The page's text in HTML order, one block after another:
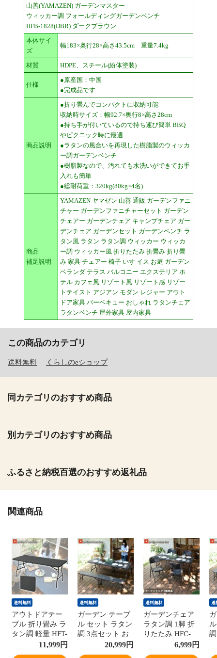
山善(YAMAZEN) ガーデンマスター
ウィッカー調 フォールディングガーデンベンチ
HFB-1828(DBR) ダークブラウン
本体サイ
ズ
幅183×奥行28×高さ43.5cm 重量7.4kg
材質 HDPE、スチール(紛体塗装)
仕様
●原産国：中国
●完成品です
商品説明
●折り畳んでコンパクトに収納可能
収納時サイズ：幅92.7×奥行8×高さ28cm
●持ち手が付いているので持ち運び簡単 BBQ
やピクニック時に最適
●ラタンの風合いを再現した樹脂製のウィッカ
ー調ガーデンベンチ
●樹脂製なので、汚れても水洗いができてお手
入れも簡単
●総耐荷重：320kg(80kg×4名)
商品
補足説明
YAMAZEN ヤマゼン 山善 通販 ガーデンファニ
チャー ガーデンファニチャーセット ガーデン
チェアー ガーデンチェア キャンプチェア ガー
デンチェア ガーデンセット ガーデンベンチ ラ
タン風 ラタン ラタン調 ウィッカー ウィッカ
ー調 ウィッカー風 折りたたみ 折畳み 折り畳
み 家具 チェアー 椅子 いす イス お庭 ガーデン
ベランダ テラス バルコニー エクステリア ホ
テル カフェ風 リゾート風 リゾート感 リゾー
トテイスト アジアン モダン レジャー アウト
ドア家具 バーベキュー おしゃれ ラタンチェア
ラタンベンチ 屋外家具 屋内家具
この商品のカテゴリ
送料無料 くらしのeショップ
同カテゴリのおすすめ商品
別カテゴリのおすすめ商品
ふるさと納税百選のおすすめ返礼品
関連商品
送料無料
アウトドアテー
ブル 折り畳み ラ
タン調 軽量 HFT-
1876(DBR) ダー
クブラウン ガー
11,999円
送料無料
ガーデン テーブ
ル セット ラタン
調 3点セット お
しゃれ ガーデン
3点セット(テー
20,999円
送料無料
ガーデンチェア
ラタン調 1脚 折
りたたみ HFC-
49(DBR) ダーク
ブラウン ガーデ
6,999円
送